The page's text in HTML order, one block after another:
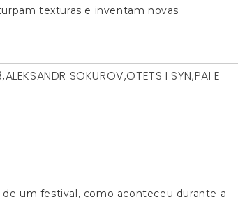
texturas e inventam novas
,ALEKSANDR SOKUROV,OTETS I SYN,PAI E
um festival, como aconteceu durante a